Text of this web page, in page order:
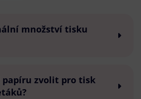
množství tisku
papíru zvolit pro tisk